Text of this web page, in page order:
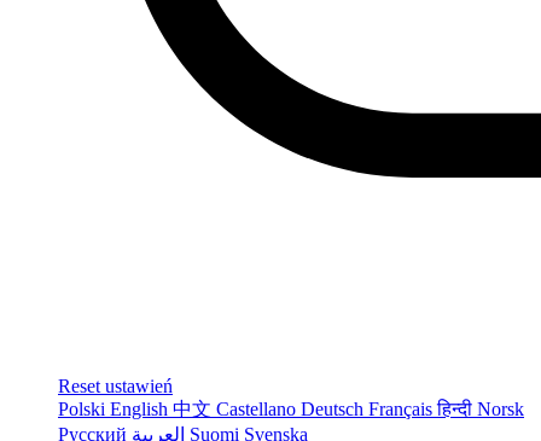
Reset ustawień
Polski English 中文 Castellano Deutsch Françaisहिन्दी Norsk
Русский
Suomi Svenska